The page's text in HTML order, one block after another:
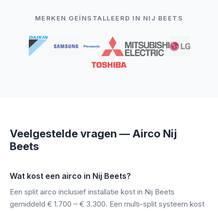
MERKEN GEÏNSTALLEERD IN NIJ BEETS
Veelgestelde vragen — Airco Nij
Beets
Wat kost een airco in Nij Beets?
Een split airco inclusief installatie kost in Nij Beets
gemiddeld € 1.700 – € 3.300. Een multi-split systeem kost